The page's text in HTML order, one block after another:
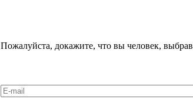
Пожалуйста, докажите, что вы человек, выбрав